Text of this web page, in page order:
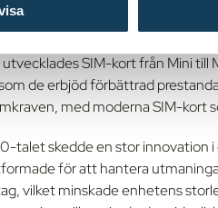
SIM-kort från Mini till
de erbjöd förbättrad
med moderna SIM-kort
talet skedde en stor innovation
för att hantera
vilket minskade enhetens